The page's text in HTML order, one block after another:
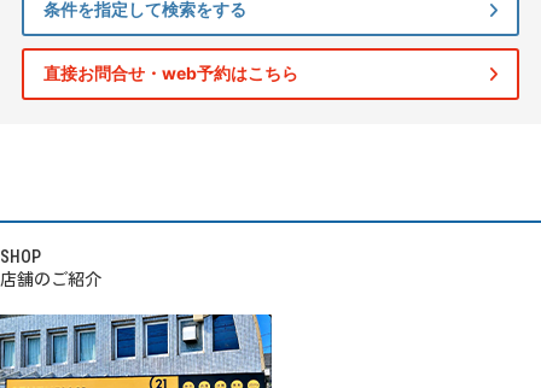
条件を指定して検索をする
直接お問合せ・web予約はこちら
SHOP
店舗のご紹介